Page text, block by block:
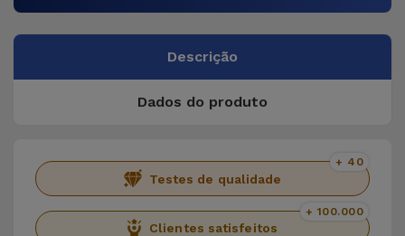
Descrição
Dados do produto
Testes de qualidade
+ 40
Clientes satisfeitos
+ 100.000